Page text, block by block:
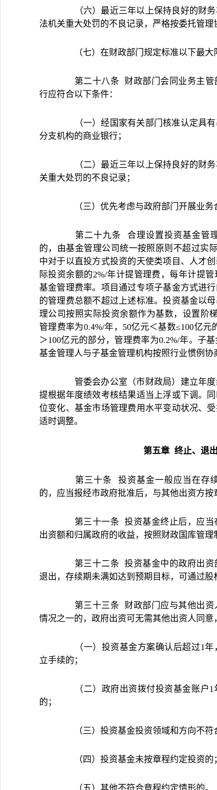
（六）最近三年以上保持良好的财务
法机关重大处罚的不良记录，严格按委托管
（七）在财政部门规定标准以下最大
第二十八条 财政部门会同业务主管
行应符合以下条件：
（一）经国家有关部门核准认定具有
分支机构的商业银行；
（二）最近三年以上保持良好的财务
关重大处罚的不良记录；
（三）优先考虑与政府部门开展业务
第二十九条 合理设置投资基金管理
的，由基金管理公司统一按照原则不超过实
中对于以直投方式投资的天使类项目、人才
际投资余额的2%/年计提管理费，每年计提
基金管理费率。项目通过专项子基金方式进
的管理费总额不超过上述标准。投资基金以
理公司按照实际投资余额作为基数，设置阶
管理费率为0.4%/年，50亿元＜基数≤100亿
＞100亿元的部分，管理费率为0.2%/年。子
基金管理人与子基金管理机构按照行业惯例协
管委会办公室（市财政局）建立年度
提根据年度绩效考核结果适当上浮或下调。
位变化、基金市场管理费用水平变动状况、
适时调整。
第五章 终止、退
第三十条 投资基金一般应当在存续
的，应当报经市政府批准后，与其他出资方
第三十一条 投资基金终止后，应当
出资额和归属政府的收益，按照财政国库管
第三十二条 投资基金中的政府出资
退出，存续期未满如达到预期目标，可通过
第三十三条 财政部门应与其他出资
情况之一的，政府出资可无需其他出资人同意
（一）投资基金方案确认后超过1年
立手续的；
（二）政府出资拨付投资基金账户1
的；
（三）投资基金投资领域和方向不符
（四）投资基金未按章程约定投资的
（五）其他不符合章程约定情形的。